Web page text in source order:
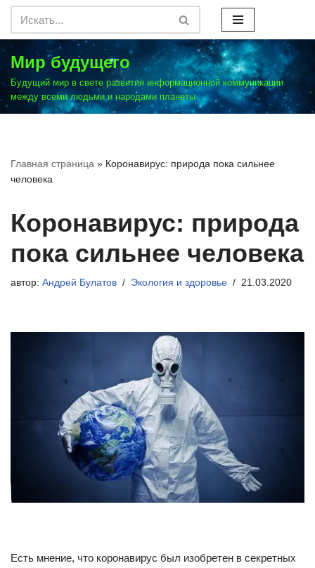
Перейти
к
содержимому
Мир будущего
Будущий мир в свете развития информационной коммуникации
между всеми людьми и народами планеты
Главная страница » Коронавирус: природа пока сильнее
человека
Коронавирус: природа
пока сильнее человека
автор: Андрей Булатов Экология и здоровье 21.03.2020
Есть мнение, что коронавирус был изобретен в секретных